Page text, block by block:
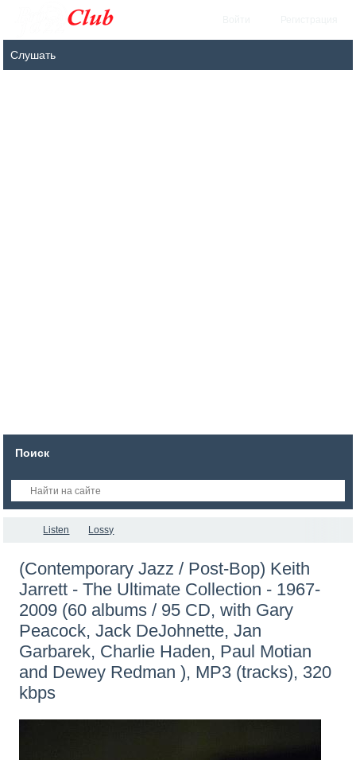
Поиск
Listen Lossy
(Contemporary Jazz / Post-Bop) Keith
Jarrett - The Ultimate Collection - 1967-
2009 (60 albums / 95 CD, with Gary
Peacock, Jack DeJohnette, Jan
Garbarek, Charlie Haden, Paul Motian
and Dewey Redman ), MP3 (tracks), 320
kbps